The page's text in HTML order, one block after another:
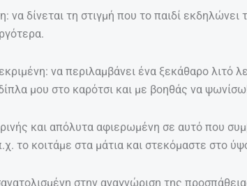
να δίνεται τη στιγμή που το παιδί εκδηλώνει
να περιλαμβάνει ένα ξεκάθαρο λιτό
μου στο καρότσι και με βοηθάς να
και απόλυτα αφιερωμένη σε αυτό που
το κοιτάμε στα μάτια και στεκόμαστε στο
στην αναγνώριση της